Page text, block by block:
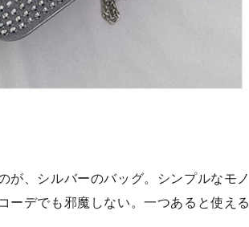
が、シルバーのバッグ。シンプルなモノ
ーデでも邪魔しない。一つあると使える